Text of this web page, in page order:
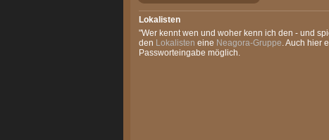
Lokalisten
"Wer kennt wen und woher kenn ich den - und
den Lokalisten eine Neagora-Gruppe. Auch hier
Passworteingabe möglich.